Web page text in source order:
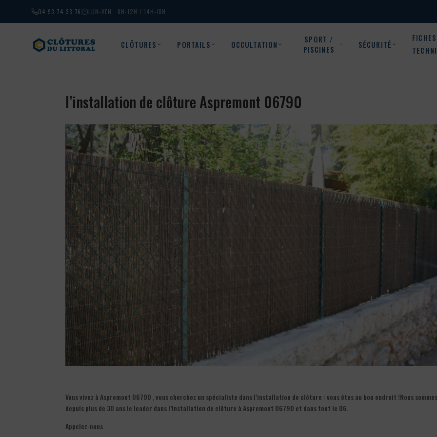
04 93 74 33 76 LUN-VEN · 8H-12H / 14H-18H
CLÔTURES PORTAILS OCCULTATION
SPORT /
PISCINES
SÉCURITÉ
FICHES
l’installation de clôture Aspremont 06790
Vous vivez à Aspremont 06790 , vous cherchez un spécialiste dans l’installation de clôture : vous êtes au bon endroit !Nous
depuis plus de 30 ans le leader dans l’installation de clôture à Aspremont 06790 et dans tout le 06.
Appelez-nous